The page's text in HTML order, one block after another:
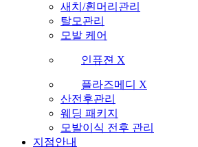
새치/흰머리관리
탈모관리
모발 케어
인퓨젼 X
플라즈메디 X
산전후관리
웨딩 패키지
모발이식 전후 관리
지점안내